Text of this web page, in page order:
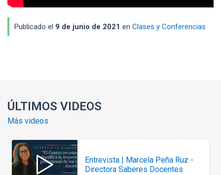
Publicado el 9 de junio de 2021 en Clases y Conferencias
ÚLTIMOS VIDEOS
Más videos
Entrevista | Marcela Peña Ruz -
Directora Saberes Docentes